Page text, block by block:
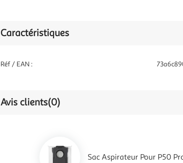
Caractéristiques
Réf / EAN :
Avis clients(0)
Sac Aspirateur Pour P50